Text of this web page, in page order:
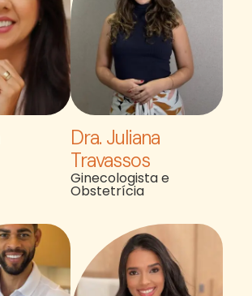
Dra. Juliana
Travassos
Ginecologista e
Obstetrícia